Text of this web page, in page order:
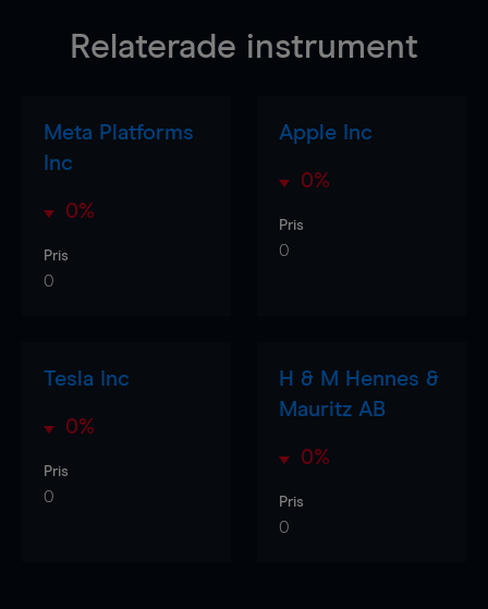
Relaterade instrument
Meta Platforms
Inc
0%
Pris
0
Apple Inc
0%
Pris
0
Tesla Inc
0%
Pris
0
H & M Hennes &
Mauritz AB
0%
Pris
0